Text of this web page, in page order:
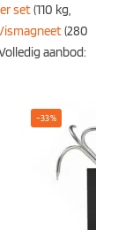
set(110 kg,
(280
aanbod:
-33%